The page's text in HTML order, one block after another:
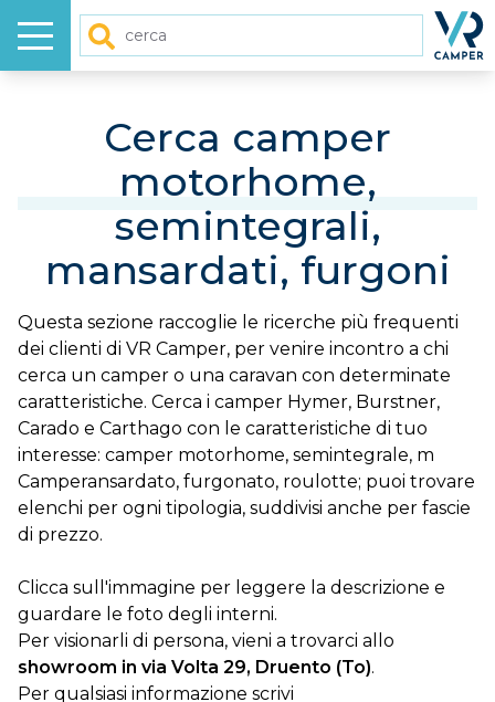
Menu
VIDEO
ARTICOLI
DOVE SIAMO
Cerca camper
motorhome,
semintegrali,
mansardati, furgoni
Questa sezione raccoglie le ricerche più frequenti
dei clienti di VR Camper, per venire incontro a chi
cerca un camper o una caravan con determinate
caratteristiche. Cerca i camper Hymer, Burstner,
Carado e Carthago con le caratteristiche di tuo
interesse: camper motorhome, semintegrale, m
Camperansardato, furgonato, roulotte; puoi trovare
elenchi per ogni tipologia, suddivisi anche per fascie
di prezzo.
Clicca sull'immagine per leggere la descrizione e
guardare le foto degli interni.
Per visionarli di persona, vieni a trovarci allo
showroom in via Volta 29, Druento (To).
Per qualsiasi informazione scrivi